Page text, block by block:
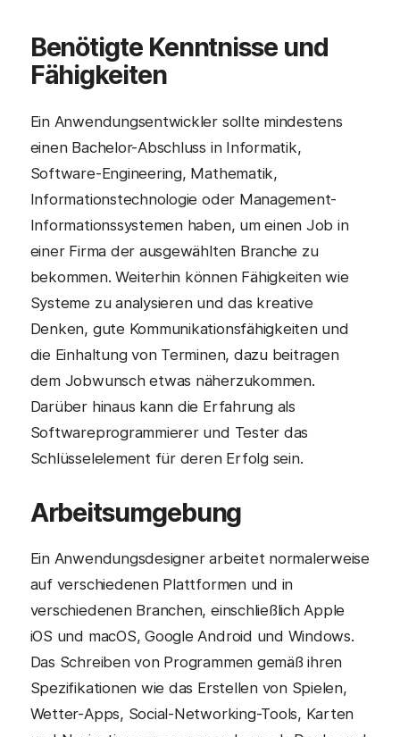
Benötigte Kenntnisse und
Fähigkeiten
Ein Anwendungsentwickler sollte mindestens
einen Bachelor-Abschluss in Informatik,
Software-Engineering, Mathematik,
Informationstechnologie oder Management-
Informationssystemen haben, um einen Job in
einer Firma der ausgewählten Branche zu
bekommen. Weiterhin können Fähigkeiten wie
Systeme zu analysieren und das kreative
Denken, gute Kommunikationsfähigkeiten und
die Einhaltung von Terminen, dazu beitragen
dem Jobwunsch etwas näherzukommen.
Darüber hinaus kann die Erfahrung als
Softwareprogrammierer und Tester das
Schlüsselelement für deren Erfolg sein.
Arbeitsumgebung
Ein Anwendungsdesigner arbeitet normalerweise
auf verschiedenen Plattformen und in
verschiedenen Branchen, einschließlich Apple
iOS und macOS, Google Android und Windows.
Das Schreiben von Programmen gemäß ihren
Spezifikationen wie das Erstellen von Spielen,
Wetter-Apps, Social-Networking-Tools, Karten